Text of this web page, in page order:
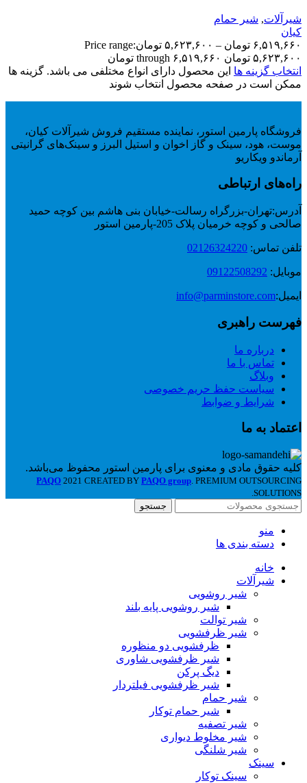
شیرآلات, شیر حمام
کیان
۶,۵۱۹,۶۶۰ تومان – ۵,۶۲۳,۶۰۰ تومانPrice range:
۵,۶۲۳,۶۰۰ تومان through ۶,۵۱۹,۶۶۰ تومان
انتخاب گزینه ها این محصول دارای انواع مختلفی می باشد. گزینه ها
ممکن است در صفحه محصول انتخاب شوند
فروشگاه پارمین استور، نماینده مستقیم فروش شیرآلات کیان،
موست، هود، سینک و گاز اخوان و استیل البرز و سینک‌های گرانیتی
آرماندو ویکاریو
راه‌های ارتباطی
آدرس:تهران-بزرگراه رسالت-خیابان بنی هاشم بین کوچه حمید
صالحی و کوچه خرمیان پلاک 205-پارمین استور
تلفن تماس: 02126324220
موبایل: 09122508292
ایمیل:info@parminstore.com
فهرست راهبری
درباره ما
تماس با ما
وبلاگ
سیاست حفظ حریم خصوصی
شرایط و ضوابط
اعتماد به ما
کلیه حقوق مادی و معنوی برای پارمین استور محفوظ می‌باشد.
PAQO 2021 CREATED BY PAQO group. PREMIUM OUTSOURCING
SOLUTIONS.
جستجو
منو
دسته بندی ها
خانه
شیرآلات
شیر روشویی
شیر روشویی پایه بلند
شیر توالت
شیر ظرفشویی
ظرفشویی دو منظوره
شیر ظرفشویی شاوری
دیگ پرکن
شیر ظرفشویی فیلتردار
شیر حمام
شیر حمام توکار
شیر تصفیه
شیر مخلوط دیواری
شیر شلنگی
سینک
سینک توکار